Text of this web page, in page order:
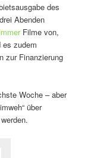
des
Abenden
Filme von,
es zudem
zur Finanzierung
Woche – aber
über